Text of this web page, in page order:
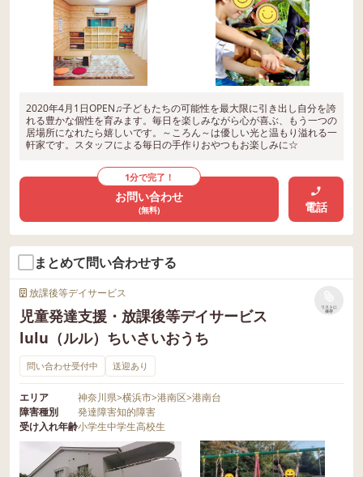
2020年4月1日OPEN♫子どもたちの可能性を最大限に引き出し自分を誇
れる豊かな個性を育みます。毎日を楽しみながら心が喜ぶ、もう一つの
居場所になれたら嬉しいです。～ころん～は優しい光と温もり溢れる一
軒家です。スタッフによる毎日の手作りおやつもお楽しみに☆
1分で完了！
お問い合わせ
(無料) 電話
まとめて問い合わせする
放課後等デイサービス
児童発達支援・放課後等デイサービス
lulu（ルル）ちいさいおうち
リストに
保存
問い合わせ受付中 送迎あり
エリア 神奈川県>横浜市>港南区>港南台
障害種別
発達障害知的障害
受け入れ年齢小学生中学生高校生